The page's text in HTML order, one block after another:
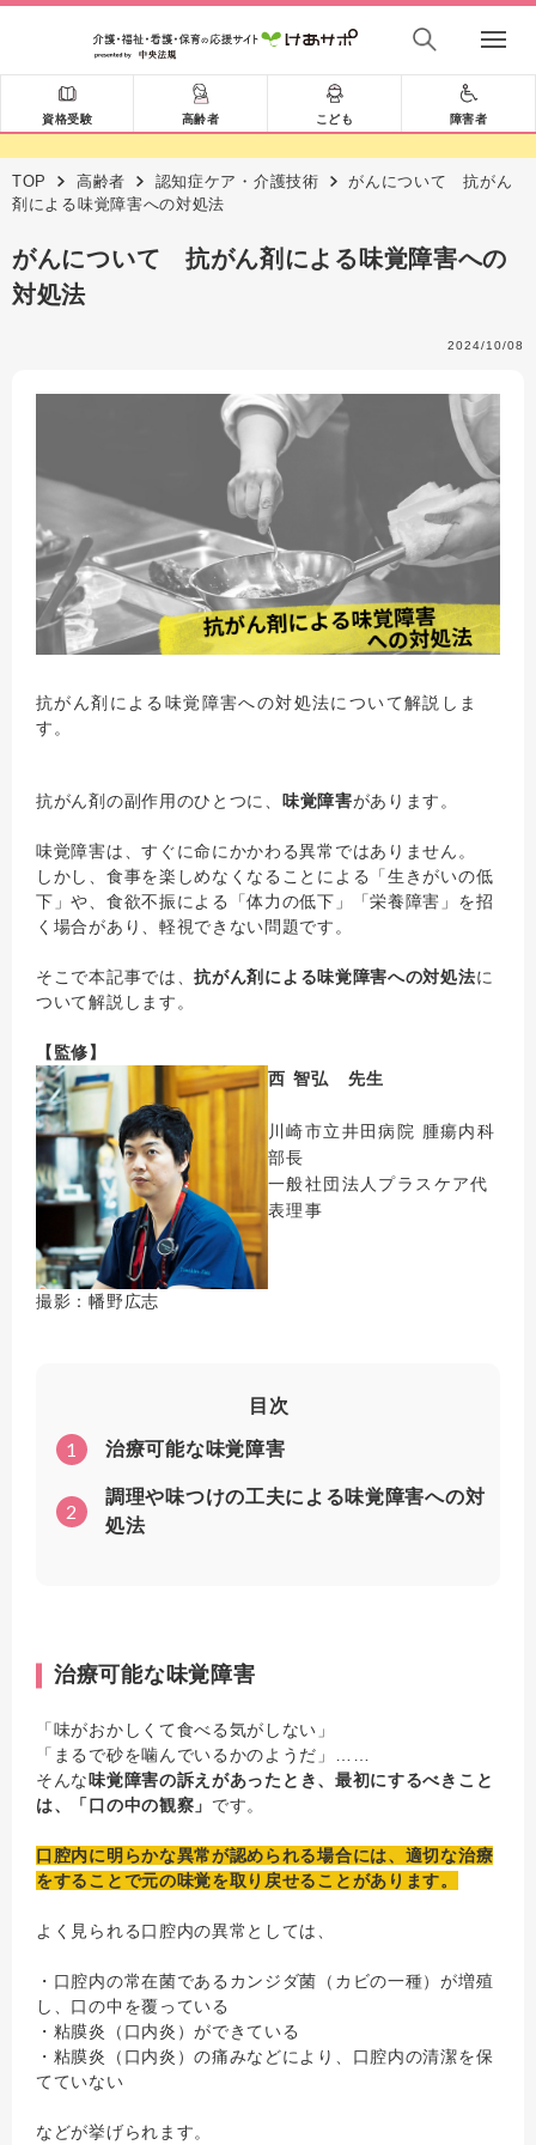
資格受験 高齢者 こども 障害者
TOP 高齢者 認知症ケア・介護技術
がんについて 抗がん
剤による味覚障害への対処法
がんについて 抗がん剤による味覚障害への
対処法
2024/10/08
抗がん剤による味覚障害への対処法について解説しま
す。
抗がん剤の副作用のひとつに、 味覚障害があります。
味覚障害は、すぐに命にかかわる異常ではありません。
しかし、食事を楽しめなくなることによる「生きがいの低
下」や、食欲不振による「体力の低下」「栄養障害」を招
く場合があり、軽視できない問題です。
そこで本記事では、抗がん剤による味覚障害への対処法に
ついて解説します。
【監修】
撮影：幡野広志
西 智弘 先生
川崎市立井田病院 腫瘍内科
部長
一般社団法人プラスケア代
表理事
目次
1 治療可能な味覚障害
2
調理や味つけの工夫による味覚障害への対
処法
治療可能な味覚障害
「味がおかしくて食べる気がしない」
「まるで砂を噛んでいるかのようだ」……
そんな味覚障害の訴えがあったとき、最初にするべきこと
は、「口の中の観察」 です。
口腔内に明らかな異常が認められる場合には、適切な治療
をすることで元の味覚を取り戻せることがあります。
よく見られる口腔内の異常としては、
・口腔内の常在菌であるカンジダ菌（カビの一種）が増殖
し、口の中を覆っている
・粘膜炎（口内炎）ができている
・粘膜炎（口内炎）の痛みなどにより、口腔内の清潔を保
てていない
などが挙げられます。